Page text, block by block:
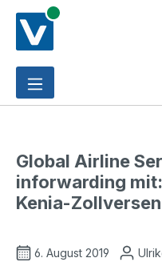
Zum Hauptinhalt springen
Global Airline
inforwarding
Kenia-
6. August 2019